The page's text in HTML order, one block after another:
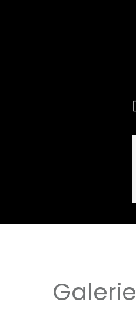
Galerie